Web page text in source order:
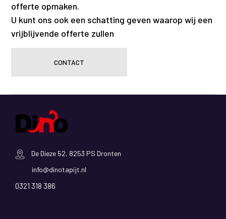
offerte opmaken.
U kunt ons ook een schatting geven waarop wij een
vrijblijvende offerte zullen
CONTACT
De Dieze 52, 8253 PS Dronten
info@dinotapijt.nl
0321 318 386